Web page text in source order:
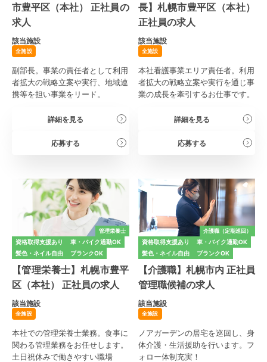
市豊平区（本社） 正社員の
求人
該当施設
全施設
副部長。事業の責任者として利用
者拡大の戦略立案や実行、地域連
携等を担い事業をリード。
詳細を見る
応募する
長】札幌市豊平区（本社）
正社員の求人
該当施設
全施設
本社看護事業エリア責任者。利用
者拡大の戦略立案や実行を通じ事
業の成長を牽引するお仕事です。
詳細を見る
応募する
資格取得支援あり
車・バイク通勤OK
髪色・ネイル自由
ブランクOK
【管理栄養士】札幌市豊平
区（本社） 正社員の求人
該当施設
全施設
本社での管理栄養士業務。食事に
関わる管理業務をお任せします。
土日祝休みで働きやすい職場
管理栄養士
資格取得支援あり
車・バイク通勤OK
髪色・ネイル自由
ブランクOK
【介護職】札幌市内 正社員
管理職候補の求人
該当施設
全施設
ノアガーデンの居宅を巡回し、身
体介護・生活援助を行います。フ
ォロー体制充実！
介護職（定期巡回）